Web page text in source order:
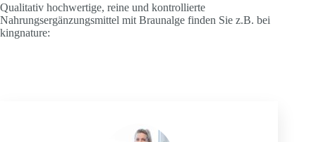
Qualitativ hochwertige, reine und kontrollierte
Nahrungsergänzungsmittel mit Braunalge finden Sie z.B. bei
kingnature: